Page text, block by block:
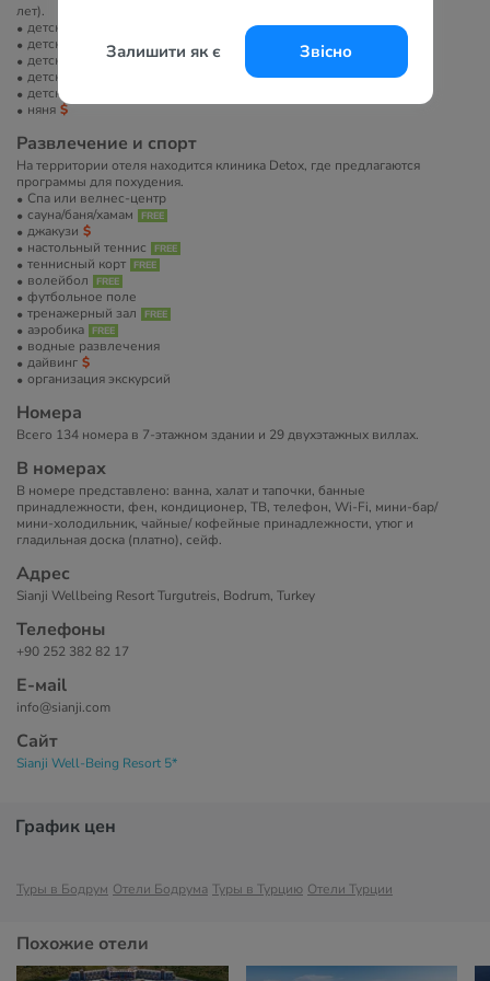
Залишити як є Звісно
лет).
детский бассейн
детская площадка
детский клуб
детское меню в ресторане
детские стульчики в ресторане
няня
Развлечение и спорт
На территории отеля находится клиника Detox, где предлагаются
программы для похудения.
Спа или велнес-центр
сауна/баня/хамам
джакузи
настольный теннис
теннисный корт
волейбол
футбольное поле
тренажерный зал
аэробика
водные развлечения
дайвинг
организация экскурсий
Номера
Всего 134 номера в 7-этажном здании и 29 двухэтажных виллах.
В номерах
В номере представлено: ванна, халат и тапочки, банные
принадлежности, фен, кондиционер, ТВ, телефон, Wi-Fi, мини-бар/
мини-холодильник, чайные/ кофейные принадлежности, утюг и
гладильная доска (платно), сейф.
Адрес
Sianji Wellbeing Resort Turgutreis, Bodrum, Turkey​
Телефоны
+90 252 382 82 17
Е-маil
info@sianji.com
Сайт
Sianji Well-Being Resort 5*
График цен
Туры в Бодрум Отели Бодрума Туры в Турцию Отели Турции
Похожие отели